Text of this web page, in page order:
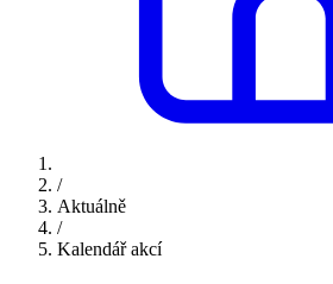
/
Aktuálně
/
Kalendář akcí